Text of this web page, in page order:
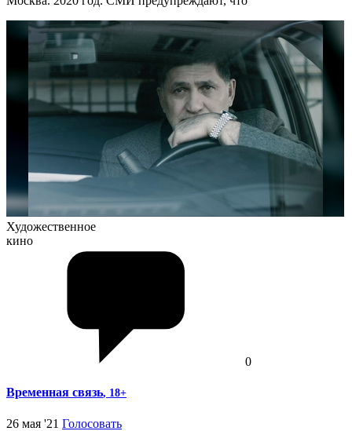
Художественное
кино
0
Временная связь, 18+
26 мая '21 Голосовать